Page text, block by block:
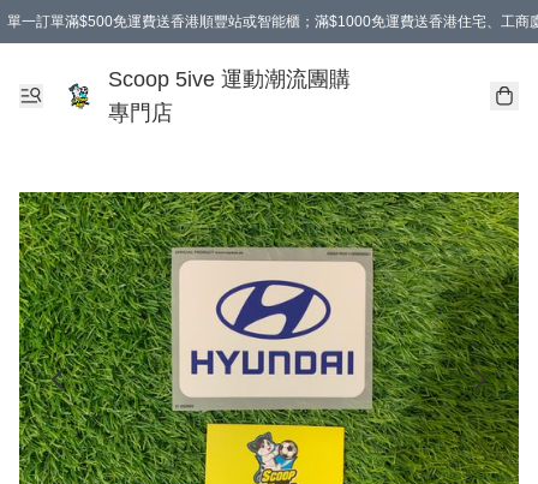
單一訂單滿$500免運費送香港順豐站或智能櫃；滿$1000免運費送香港住宅、工商
Scoop 5ive 運動潮流團購
專門店